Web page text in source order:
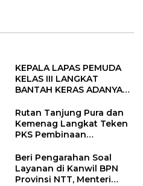
KEPALA LAPAS PEMUDA
KELAS III LANGKAT
BANTAH KERAS ADANYA
SELALU DITUTUPI
TENTANG SINDIKAT
PENIPU PENJUALAN EMAS
Rutan Tanjung Pura dan
Kemenag Langkat Teken
PKS Pembinaan
Beri Pengarahan Soal
Layanan di Kanwil BPN
Provinsi NTT, Menteri